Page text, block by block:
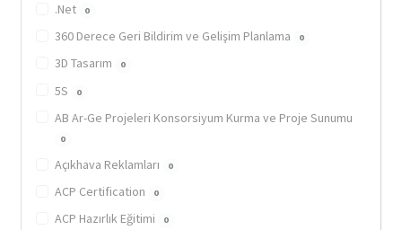
.Net
0
360 Derece Geri Bildirim ve Gelişim Planlama 0
3D Tasarım 0
5S 0
AB Ar-Ge Projeleri Konsorsiyum Kurma ve Proje Sunumu
0
Açıkhava Reklamları 0
ACP Certification 0
ACP Hazırlık Eğitimi 0